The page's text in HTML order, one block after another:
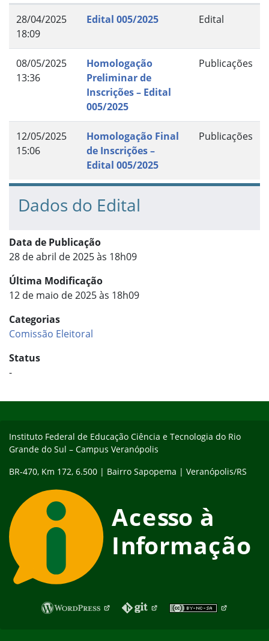
28/04/2025
18:09
Edital 005/2025 Edital
08/05/2025
13:36
Homologação
Preliminar de
Inscrições – Edital
005/2025
Publicações
12/05/2025
15:06
Homologação Final
de Inscrições –
Edital 005/2025
Publicações
Dados do Edital
Data de Publicação
28 de abril de 2025 às 18h09
Última Modificação
12 de maio de 2025 às 18h09
Categorias
Comissão Eleitoral
Status
-
Instituto Federal de Educação Ciência e Tecnologia do Rio
Grande do Sul – Campus Veranópolis
BR-470, Km 172, 6.500 | Bairro Sapopema | Veranópolis/RS